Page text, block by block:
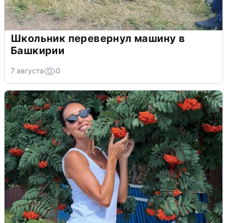
Школьник перевернул машину в
Башкирии
7 августа 0